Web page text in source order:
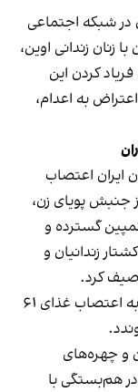
در شبکه اجتماعی
زندانی اوین،
کردن این
به اعدام،
ایران اعتصاب
جنبش پویای زن،
گسترده و
زندانیان و
کرد.
به اعتصاب غذای ۶۱
و چهره‌های
هم‌بستگی با